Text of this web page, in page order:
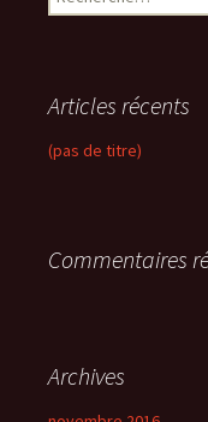
e
r
c
h
:
Articles récents
(pas de titre)
Commentaires
Archives